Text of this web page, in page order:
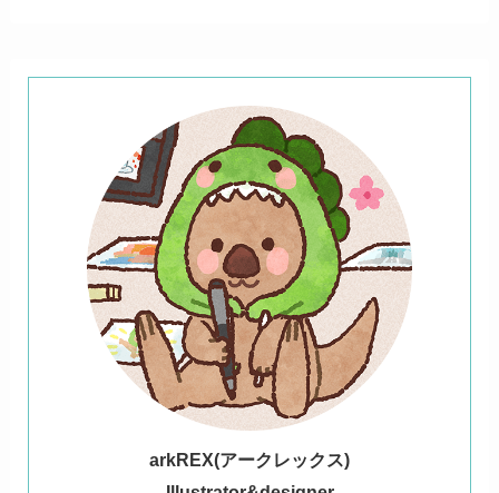
arkREX(アークレックス)